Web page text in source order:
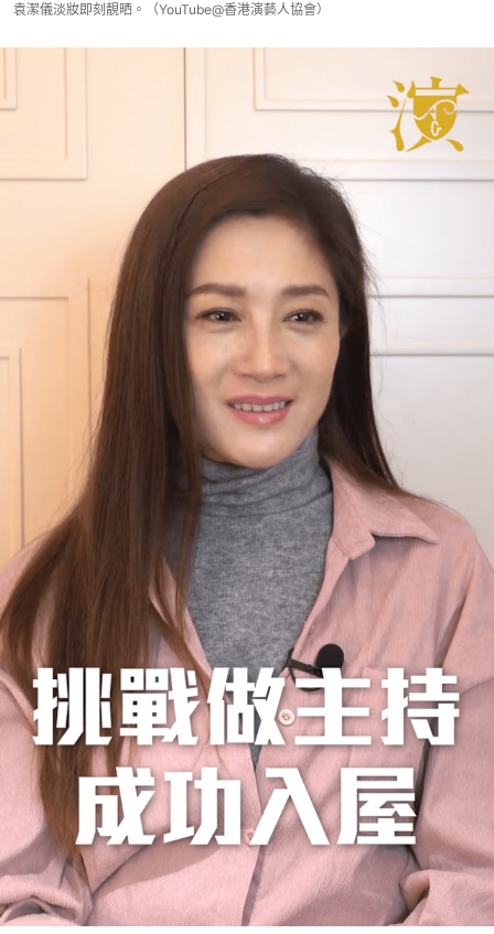
袁潔儀淡妝即刻靚晒。（YouTube@香港演藝人協會）